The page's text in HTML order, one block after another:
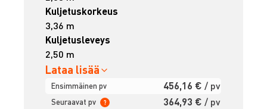
Kuljetuskorkeus
3,36 m
Kuljetusleveys
2,50 m
Lataa lisää
Ensimmäinen pv 456,16 € / pv
Seuraavat pv ? 364,93 € / pv